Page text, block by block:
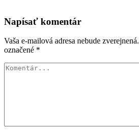
Napísať komentár
Vaša e-mailová adresa nebude zverejnená.
označené *